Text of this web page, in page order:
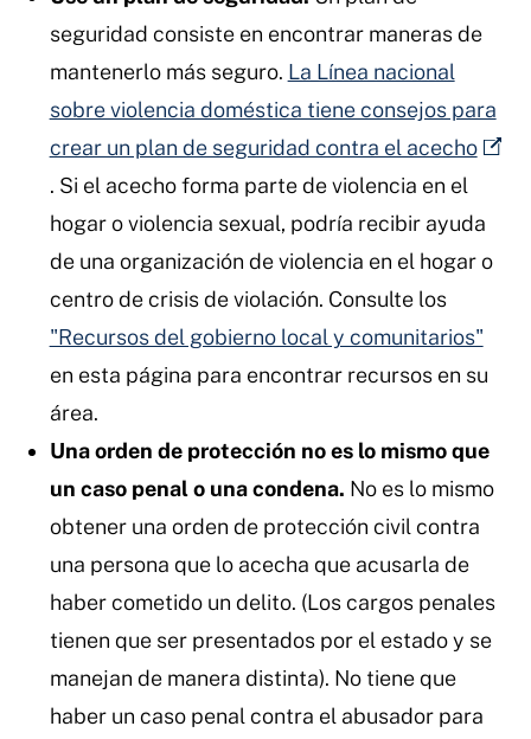
seguridad consiste en encontrar maneras de
mantenerlo más seguro. La Línea nacional
sobre violencia doméstica tiene consejos para
crear un plan de seguridad contra el acecho
. Si el acecho forma parte de violencia en el
hogar o violencia sexual, podría recibir ayuda
de una organización de violencia en el hogar o
centro de crisis de violación. Consulte los
"Recursos del gobierno local y comunitarios"
en esta página para encontrar recursos en su
área.
Una orden de protección no es lo mismo que
un caso penal o una condena. No es lo mismo
obtener una orden de protección civil contra
una persona que lo acecha que acusarla de
haber cometido un delito. (Los cargos penales
tienen que ser presentados por el estado y se
manejan de manera distinta). No tiene que
haber un caso penal contra el abusador para